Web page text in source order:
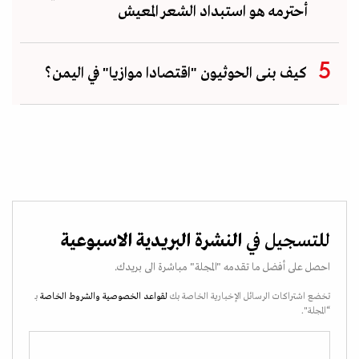
أحترمه هو استبداد الشعر المعيش
كيف بنى الحوثيون "اقتصادا موازيا" في اليمن؟
للتسجيل في النشرة البريدية الاسبوعية
احصل على أفضل ما تقدمه "المجلة" مباشرة الى بريدك.
تخضع اشتراكات الرسائل الإخبارية الخاصة بك لقواعد الخصوصية والشروط الخاصة بـ
“المجلة".